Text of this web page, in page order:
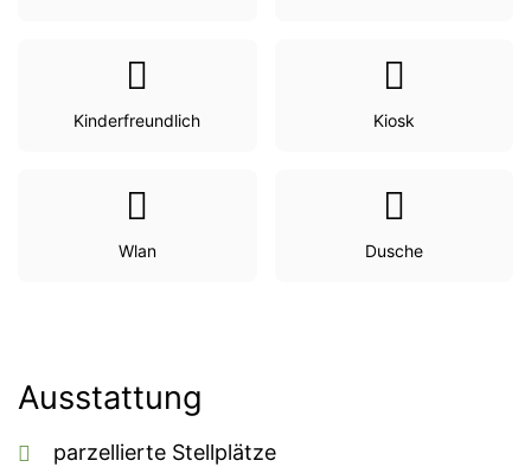
Kinderfreundlich Kiosk
Wlan Dusche
Ausstattung
parzellierte Stellplätze